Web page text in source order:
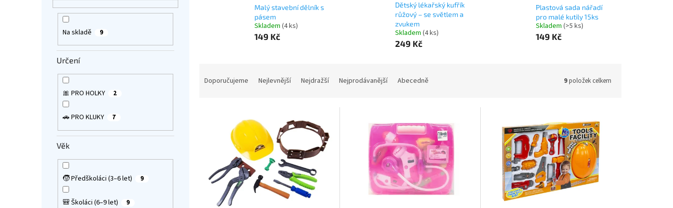
Na skladě 9
Určení
🎀 PRO HOLKY 2
🚗 PRO KLUKY 7
Věk
🧒 Předškoláci (3–6 let) 9
🎒 Školáci (6–9 let) 9
Malý stavební dělník s
pásem
Skladem (4 ks)
149 Kč
Dětský lékařský kufřík
růžový – se světlem a
zvukem
Skladem (4 ks)
249 Kč
Plastová sada nářadí
pro malé kutily 15ks
Skladem (>5 ks)
149 Kč
Doporučujeme Nejlevnější Nejdražší Nejprodávanější Abecedně 9položek celkem